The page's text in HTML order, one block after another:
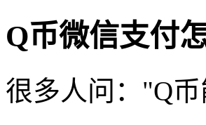
Q币微信支付
很多人问："Q